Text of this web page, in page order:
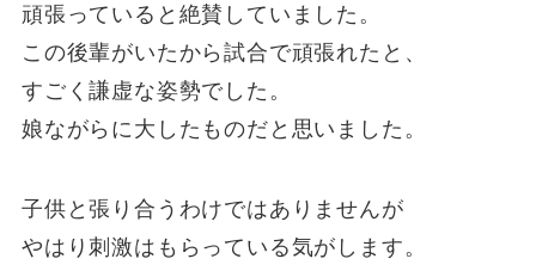
頑張っていると絶賛していました。
この後輩がいたから試合で頑張れたと、
すごく謙虚な姿勢でした。
娘ながらに大したものだと思いました。
子供と張り合うわけではありませんが
やはり刺激はもらっている気がします。